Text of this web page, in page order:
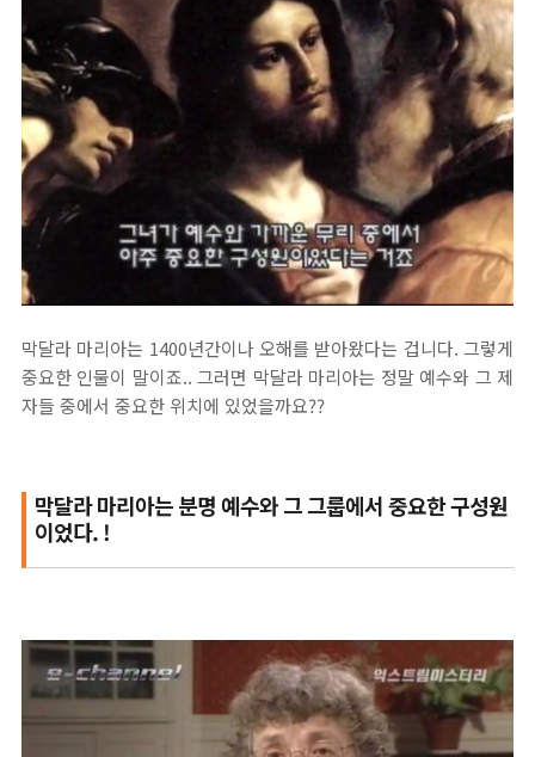
막달라 마리아는 1400년간이나 오해를 받아왔다는 겁니다. 그렇게
중요한 인물이 말이죠.. 그러면 막달라 마리아는 정말 예수와 그 제
자들 중에서 중요한 위치에 있었을까요??
막달라 마리아는 분명 예수와 그 그룹에서 중요한 구성원
이었다. !